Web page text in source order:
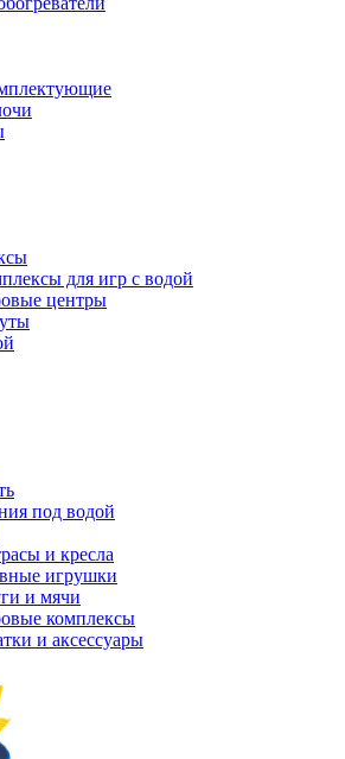
для игр с водой
центры
под водой
и кресла
игрушки
и мячи
комплексы
и аксессуары